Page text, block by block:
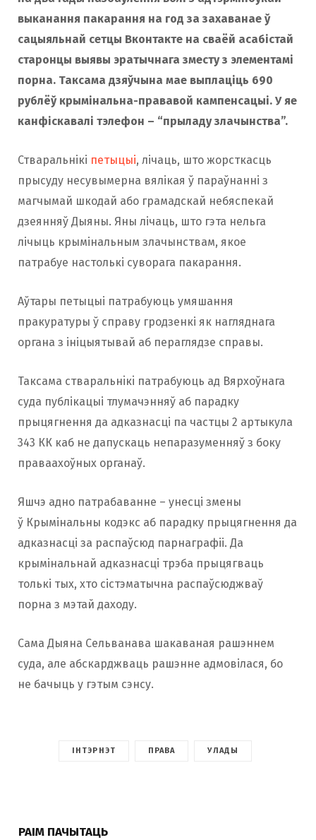
выканання пакарання на год за захаванае ў
сацыяльнай сетцы Вконтакте на сваёй асабістай
старонцы выявы эратычнага зместу з элементамі
порна. Таксама дзяўчына мае выплаціць 690
рублёў крымінальна-прававой кампенсацыі. У яе
канфіскавалі тэлефон – “прыладу злачынства”.
Стваральнікі петыцыі, лічаць, што жорсткасць
прысуду несувымерна вялікая ў параўнанні з
магчымай шкодай або грамадскай небяспекай
дзеянняў Дыяны. Яны лічаць, што гэта нельга
лічыць крымінальным злачынствам, якое
патрабуе настолькі суворага пакарання.
Аўтары петыцыі патрабуюць умяшання
пракуратуры ў справу гродзенкі як нагляднага
органа з ініцыятывай аб пераглядзе справы.
Таксама стваральнiкi патрабуюць ад Вярхоўнага
суда публікацыі тлумачэнняў аб парадку
прыцягнення да адказнасці па частцы 2 артыкула
343 КК каб не дапускаць непаразуменняў з боку
праваахоўных органаў.
Яшчэ адно патрабаванне – унесці змены
ў Крымінальны кодэкс аб парадку прыцягнення да
адказнасці за распаўсюд парнаграфіі. Да
крымінальнай адказнасці трэба прыцягваць
толькі тых, хто сістэматычна распаўсюджваў
порна з мэтай даходу.
Сама Дыяна Сельванава шакаваная рашэннем
суда, але абскарджваць рашэнне адмовілася, бо
не бачыць у гэтым сэнсу.
ІНТЭРНЭТ ПРАВА УЛАДЫ
РАІМ ПАЧЫТАЦЬ